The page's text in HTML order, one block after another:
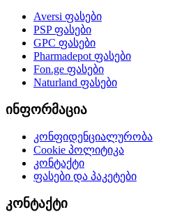
Aversi ფასები
PSPფასები
GPC ფასები
Pharmadepot ფასები
Fon.ge ფასები
Naturland ფასები
ინფორმაცია
კონფიდენციალურობა
Cookie პოლიტიკა
კონტაქტი
ფასები და პაკეტები
კონტაქტი